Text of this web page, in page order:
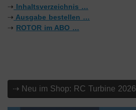
⇢ Inhaltsverzeichnis …
⇢ Ausgabe bestellen …
⇢ ROTOR im ABO …
⇢ Neu im Shop: RC Turbine 2026